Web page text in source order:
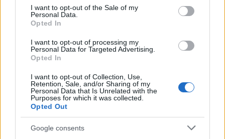
services and may gather and store information including but
not limited to your visit or usage behaviour. You may click to
grant or deny consent to Google and its third-party tags to
consent section.
I want to opt-out of the Sale of my
Personal Data.
Opted In
I want to opt-out of processing my
Personal Data for Targeted Advertising.
Opted In
I want to opt-out of Collection, Use,
Retention, Sale, and/or Sharing of my
Personal Data that Is Unrelated with the
Purposes for which it was collected.
Opted Out
Google consents
FRASI
Frasi celebri
Frasi da condividere
Poesie